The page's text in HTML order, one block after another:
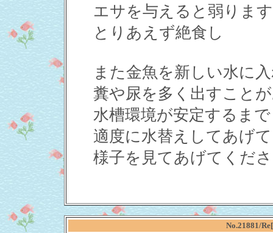
エサを与えると弱りま
とりあえず絶食し
また金魚を新しい水に
糞や尿を多く出すこと
水槽環境が安定するまで
適度に水替えしてあげて
様子を見てあげてくだ
No.21881/